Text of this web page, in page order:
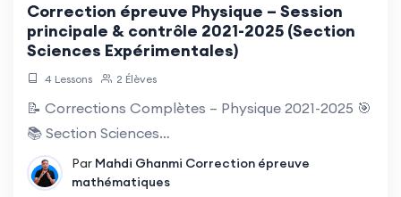
Correction épreuve Physique – Session
principale & contrôle 2021-2025 (Section
Sciences Expérimentales)
4 Lessons 2 Élèves
📝 Corrections Complètes – Physique 2021-2025 🎯
📚 Section Sciences…
Par Mahdi Ghanmi Correction épreuve
mathématiques